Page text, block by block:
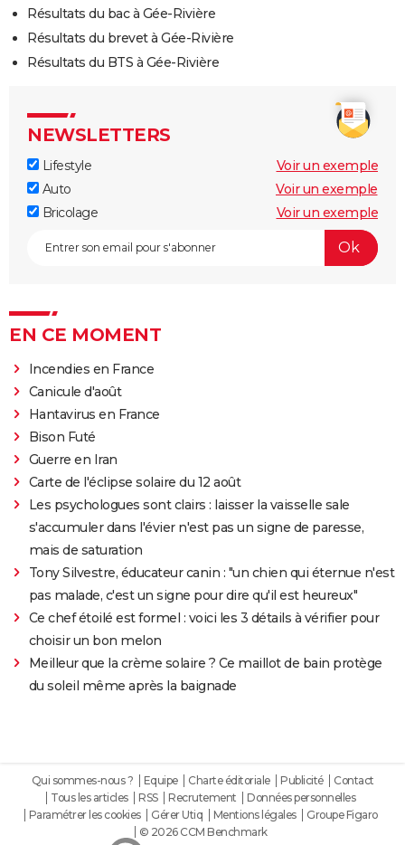
Résultats du bac à Gée-Rivière
Résultats du brevet à Gée-Rivière
Résultats du BTS à Gée-Rivière
NEWSLETTERS
Lifestyle
Voir un exemple
Auto
Voir un exemple
Bricolage
Voir un exemple
EN CE MOMENT
Incendies en France
Canicule d'août
Hantavirus en France
Bison Futé
Guerre en Iran
Carte de l'éclipse solaire du 12 août
Les psychologues sont clairs : laisser la vaisselle sale
s'accumuler dans l'évier n'est pas un signe de paresse,
mais de saturation
Tony Silvestre, éducateur canin : "un chien qui éternue n'est
pas malade, c'est un signe pour dire qu'il est heureux"
Ce chef étoilé est formel : voici les 3 détails à vérifier pour
choisir un bon melon
Meilleur que la crème solaire ? Ce maillot de bain protège
du soleil même après la baignade
Qui sommes-nous ? Equipe Charte éditoriale Publicité
Contact
Tous les articles
RSS Recrutement
Données personnelles
Paramétrer les cookies
Gérer Utiq Mentions légales
Groupe Figaro
© 2026 CCM Benchmark